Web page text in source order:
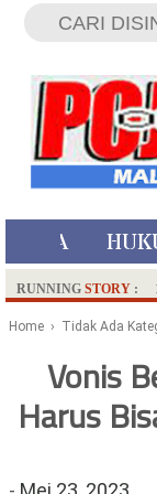
RUNNING STORY :
Home › Tidak Ada
Vonis
Harus